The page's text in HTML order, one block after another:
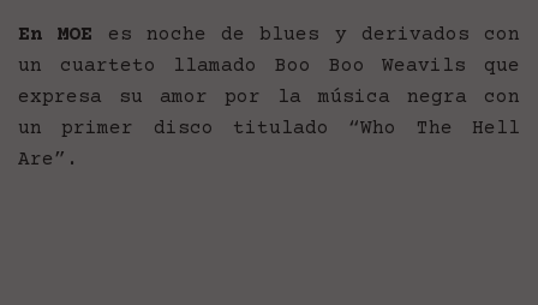
En MOE es noche de blues y derivados con
un cuarteto llamado Boo Boo Weavils que
expresa su amor por la música negra con
un primer disco titulado “Who The Hell
Are”.